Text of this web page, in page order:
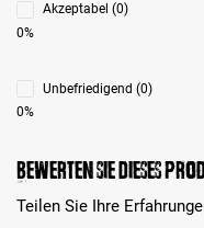
Akzeptabel (0)
0%
Unbefriedigend (0)
0%
Bewerten Sie dieses
Teilen Sie Ihre